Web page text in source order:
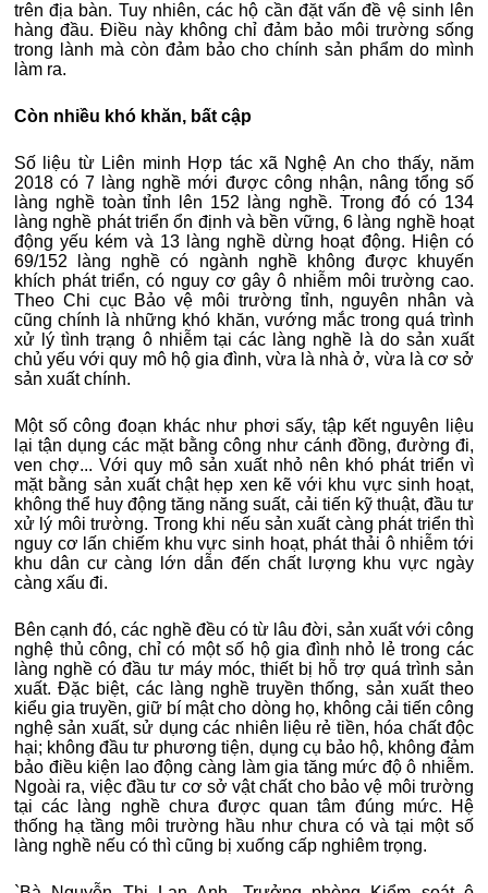
trên địa bàn. Tuy nhiên, các hộ cần đặt vấn đề vệ sinh lên
hàng đầu. Điều này không chỉ đảm bảo môi trường sống
trong lành mà còn đảm bảo cho chính sản phẩm do mình
làm ra.
Còn nhiều khó khăn, bất cập
Số liệu từ Liên minh Hợp tác xã Nghệ An cho thấy, năm
2018 có 7 làng nghề mới được công nhận, nâng tổng số
làng nghề toàn tỉnh lên 152 làng nghề. Trong đó có 134
làng nghề phát triển ổn định và bền vững, 6 làng nghề hoạt
động yếu kém và 13 làng nghề dừng hoạt động. Hiện có
69/152 làng nghề có ngành nghề không được khuyến
khích phát triển, có nguy cơ gây ô nhiễm môi trường cao.
Theo Chi cục Bảo vệ môi trường tỉnh, nguyên nhân và
cũng chính là những khó khăn, vướng mắc trong quá trình
xử lý tình trạng ô nhiễm tại các làng nghề là do sản xuất
chủ yếu với quy mô hộ gia đình, vừa là nhà ở, vừa là cơ sở
sản xuất chính.
Một số công đoạn khác như phơi sấy, tập kết nguyên liệu
lại tận dụng các mặt bằng công như cánh đồng, đường đi,
ven chợ... Với quy mô sản xuất nhỏ nên khó phát triển vì
mặt bằng sản xuất chật hẹp xen kẽ với khu vực sinh hoạt,
không thể huy động tăng năng suất, cải tiến kỹ thuật, đầu tư
xử lý môi trường. Trong khi nếu sản xuất càng phát triển thì
nguy cơ lấn chiếm khu vực sinh hoạt, phát thải ô nhiễm tới
khu dân cư càng lớn dẫn đến chất lượng khu vực ngày
càng xấu đi.
Bên cạnh đó, các nghề đều có từ lâu đời, sản xuất với công
nghệ thủ công, chỉ có một số hộ gia đình nhỏ lẻ trong các
làng nghề có đầu tư máy móc, thiết bị hỗ trợ quá trình sản
xuất. Đặc biệt, các làng nghề truyền thống, sản xuất theo
kiểu gia truyền, giữ bí mật cho dòng họ, không cải tiến công
nghệ sản xuất, sử dụng các nhiên liệu rẻ tiền, hóa chất độc
hại; không đầu tư phương tiện, dụng cụ bảo hộ, không đảm
bảo điều kiện lao động càng làm gia tăng mức độ ô nhiễm.
Ngoài ra, việc đầu tư cơ sở vật chất cho bảo vệ môi trường
tại các làng nghề chưa được quan tâm đúng mức. Hệ
thống hạ tầng môi trường hầu như chưa có và tại một số
làng nghề nếu có thì cũng bị xuống cấp nghiêm trọng.